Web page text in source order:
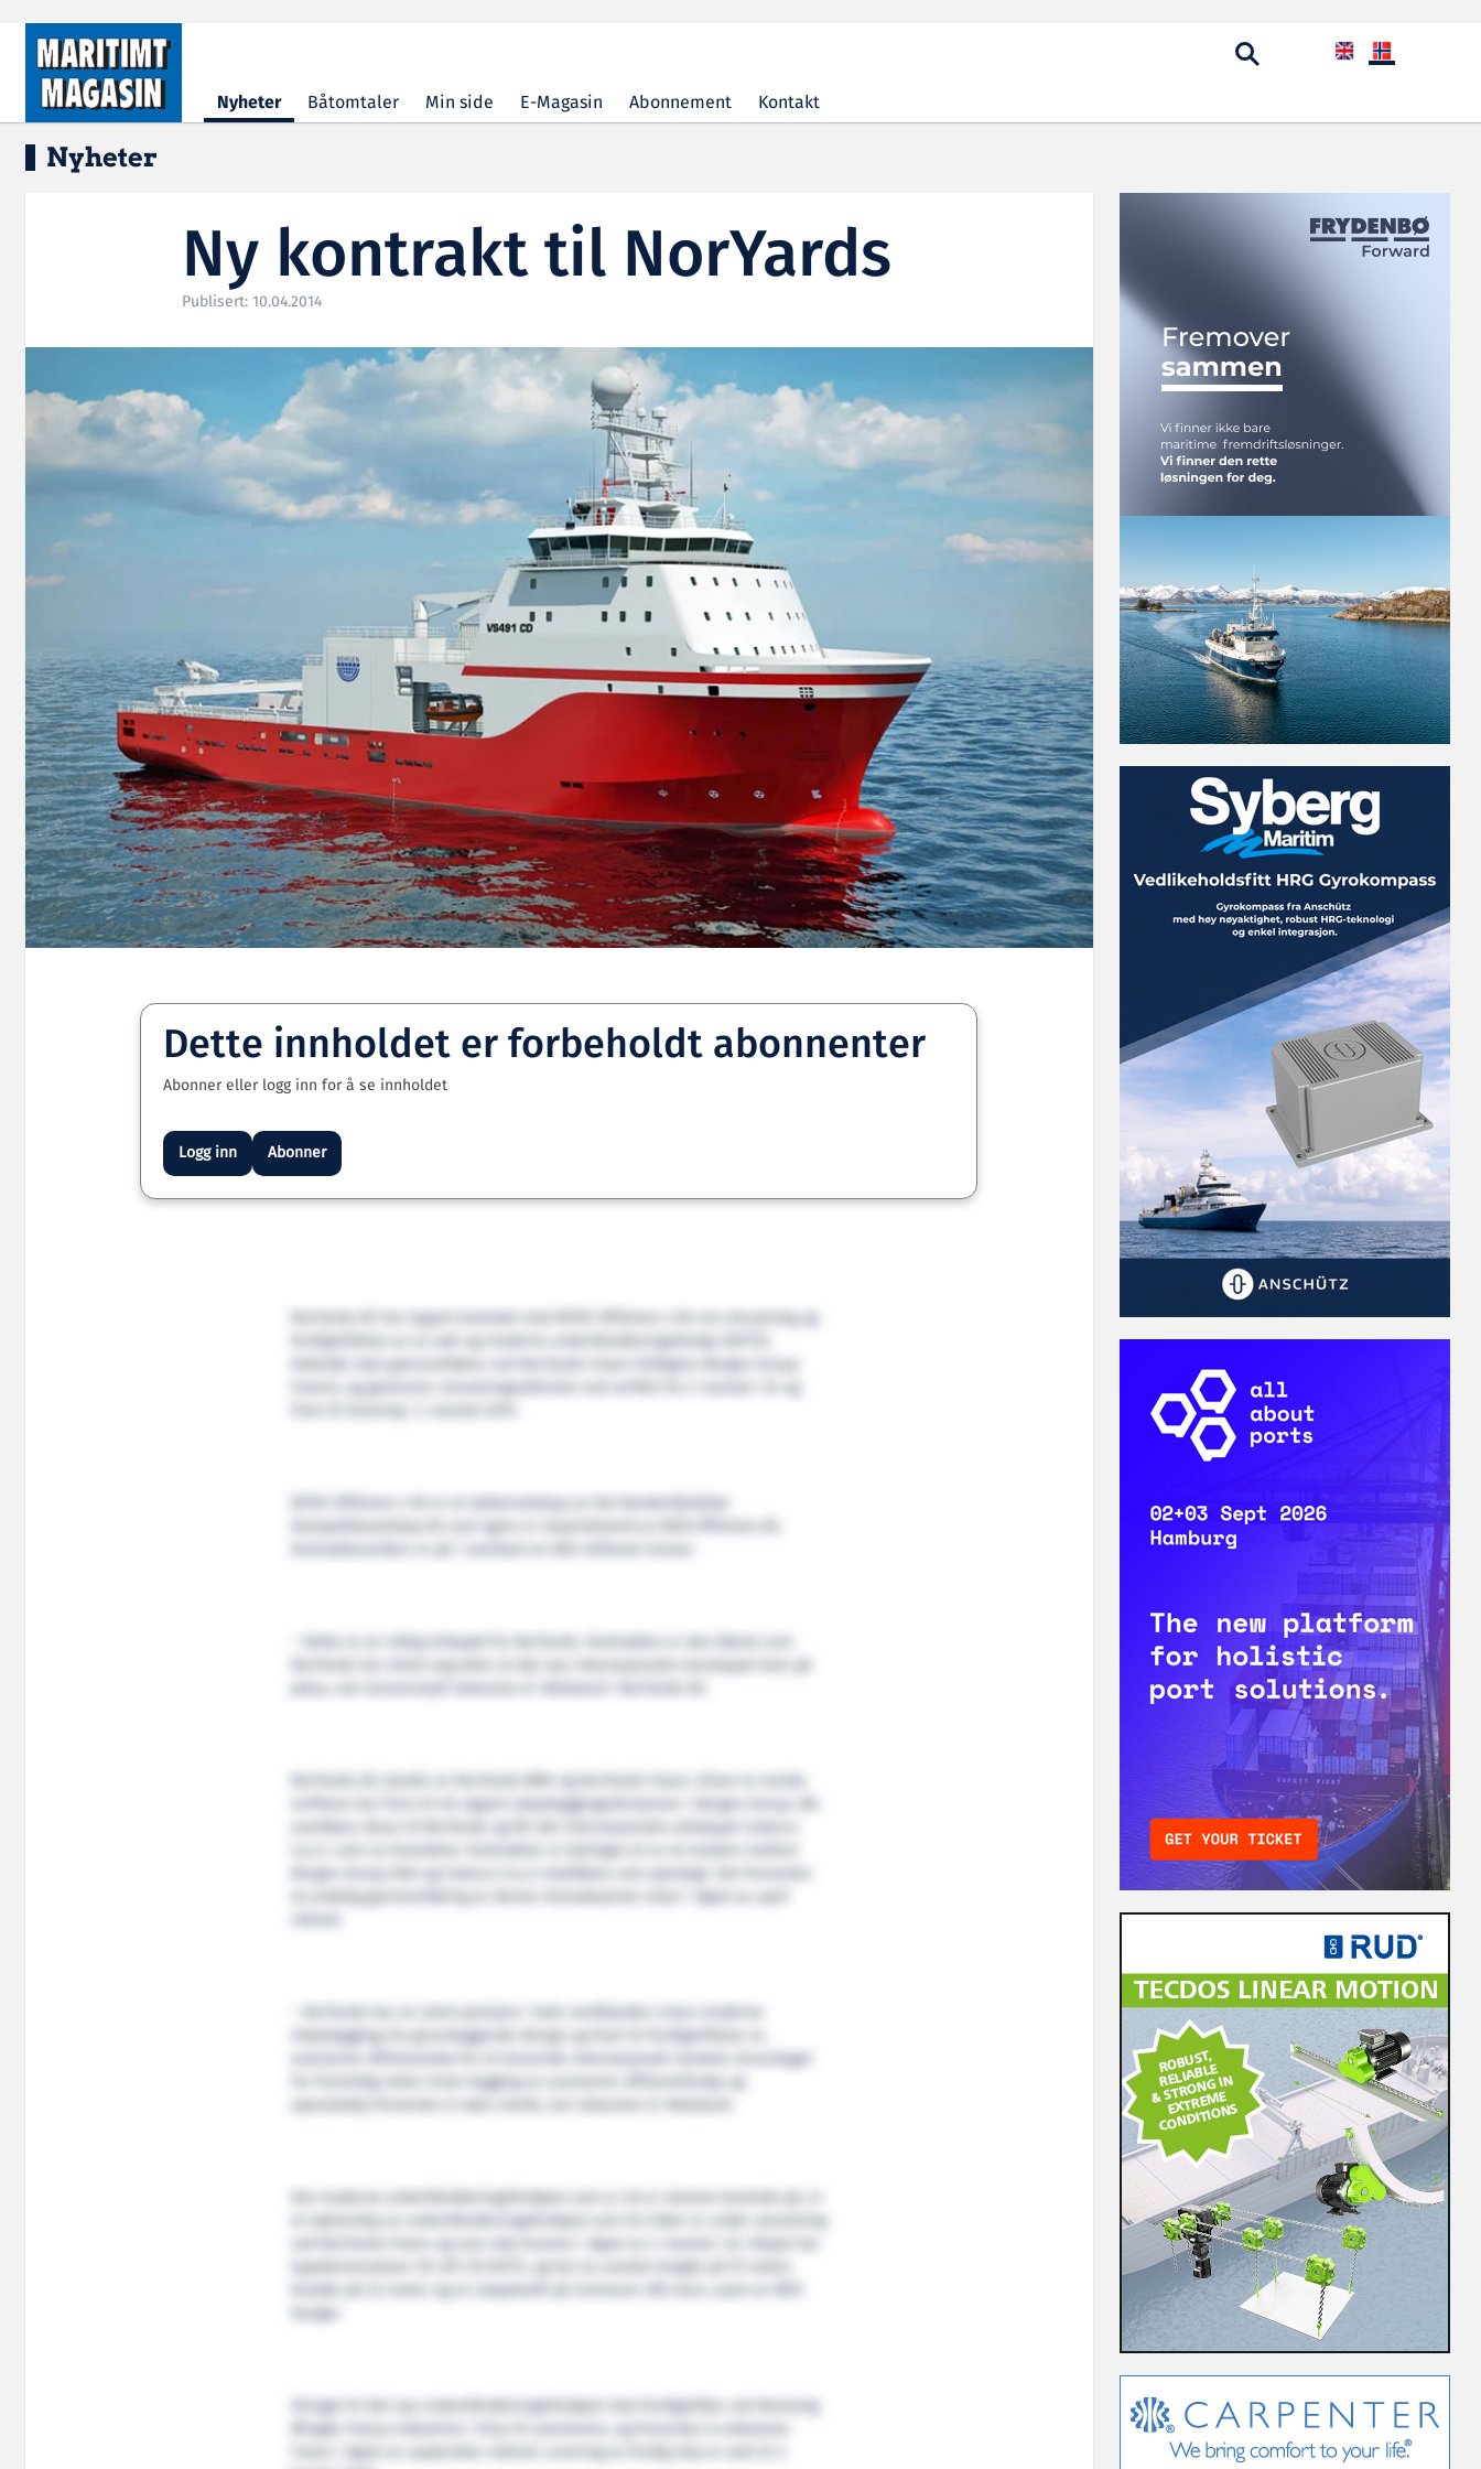
Hopp til hovedinnhold
Nyheter Båtomtaler Min side E-Magasin Abonnement Kontakt
Nyheter
Ny kontrakt til NorYards
Publisert: 10.04.2014
Dette innholdet er forbeholdt abonnenter
Abonner eller logg inn for å se innholdet
Logg inn Abonner
NorYards AS har tegnet kontrakt med NFDS Offshore 2 AS om utrustning og
ferdigstillelse av et nytt og moderne ankerhåndteringsfartøy (AHTS).
Arbeidet skal gjennomføres ved NorYards Fosen (tidligere Bergen Group
Fosen), og genererer utrustningsaktivitet ved verftet fra 3. kvartal i år og
NFDS Offshore 2 AS er et datterselskap av Det Nordenfjeldske
Dampskibsselskap AS som igjen er majoritetseid av BOA Offshore AS.
– Dette er en viktig milepæl for NorYards. Kontrakten er den første som
NorYards har sikret seg etter at det nye internasjonale eierskapet kom på
NorYards AS, består av NorYards BMV og NorYards Fosen. Disse to norske
verftene har frem til nå utgjort skipsbyggingsdivisjonen i Bergen Group. Nå
S.a.r.l. som ny hovedeier. Kontrakten er betinget at av at avtalen mellom
Bergen Group ASA og Calexco S.a.r.l sluttføres som planlagt. Det forventes
at endelig gjennomføring av denne transaksjonen skjer i løpet av april
– NorYards har en sterk posisjon i hele verdikjeden innen moderne
skipsbygging; fra grunnleggende design og frem til ferdigstillelse av
avanserte offshoreskip for et krevende internasjonalt marked. Grunnlaget
for fremtidig vekst innen bygging av avanserte offshorefartøy og
spesialskip forventes å være sterkt, sier Johannes D. Neteland.
Det moderne ankerhåndteringsfartøyet som er nå er skrevet kontrakt på, er
et søsterskip av ankerhåndteringsfartøyet som for tiden er under utrustning
ved NorYards Fosen og som skal leveres i løpet av 2. kvartal i år. Skipet har
typebenevnelsen VS 491 CD AHTS, og har en samlet lengde på 91 meter,
bredde på 22 meter og en slepekraft på minimum 285 tonn, samt en ROV
hangar.
Skroget til det nye ankerhåndteringsfartøyet skal ferdigstilles ved Nantong
Fosen i løpet av september måned. Levering av ferdig skip er satt til 2.